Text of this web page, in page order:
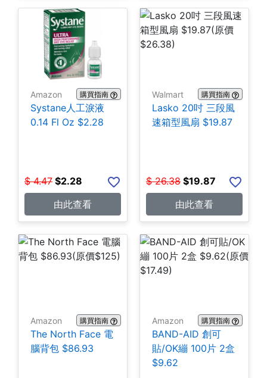
Amazon 購買指南
Systane人工淚液
0.14 Fl Oz $2.28
$ 4.47 $2.28
由此查看
Walmart 購買指南
Lasko 20吋 三段風
速箱型風扇 $19.87
$ 26.38 $19.87
由此查看
Amazon 購買指南
The North Face 電
腦背包 $86.93
Amazon 購買指南
BAND-AID 創可
貼/OK繃 100片 2盒
$9.62